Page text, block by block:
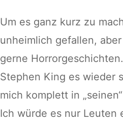
Um es ganz kurz zu
unheimlich gefallen,
gerne
Stephen King es wieder
mich komplett in
Ich würde es nur Leuten